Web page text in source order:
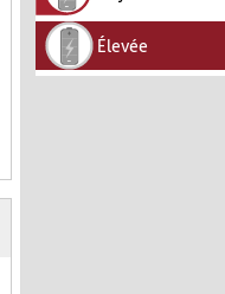
Élevée